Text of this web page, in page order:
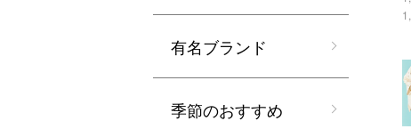
有名ブランド
季節のおすすめ